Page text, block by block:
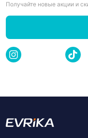
Получайте новые акции и